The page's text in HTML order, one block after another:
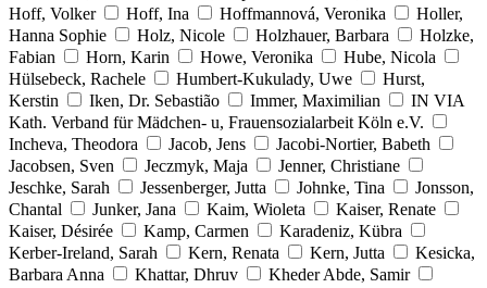
Hoff, Volker
Hoff, Ina Hoffmannová, Veronika
Holler,
Hanna Sophie
Holz, Nicole Holzhauer, Barbara
Holzke,
Fabian
Horn, Karin Howe, Veronika
Hube, Nicola
Hülsebeck, Rachele
Humbert-Kukulady, Uwe
Hurst,
Kerstin
Iken, Dr. Sebastião Immer, Maximilian
IN VIA
Kath. Verband für Mädchen- u, Frauensozialarbeit Köln e.V.
Incheva, Theodora
Jacob, Jens
Jacobi-Nortier, Babeth
Jacobsen, Sven
Jeczmyk, Maja
Jenner, Christiane
Jeschke, Sarah
Jessenberger, Jutta Johnke, Tina
Jonsson,
Chantal
Junker, Jana Kaim, Wioleta
Kaiser, Renate
Kaiser, Désirée
Kamp, Carmen
Karadeniz, Kübra
Kerber-Ireland, Sarah
Kern, Renata Kern, Jutta
Kesicka,
Barbara Anna
Khattar, Dhruv
Kheder Abde, Samir